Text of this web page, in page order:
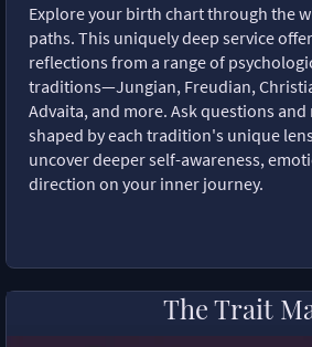
Explore your birth chart through the
paths. This uniquely deep service
reflections from a range of
traditions—Jungian, Freudian,
Advaita, and more. Ask questions
shaped by each tradition's unique
uncover deeper self-awareness,
direction on your inner journey.
The Trait